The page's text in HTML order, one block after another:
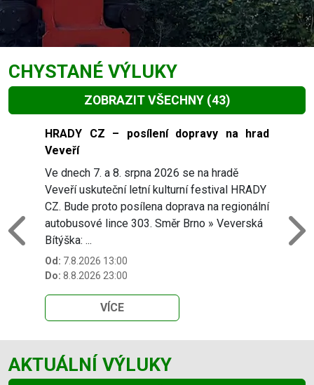
CHYSTANÉ VÝLUKY
ZOBRAZIT VŠECHNY (43)
Slide 1 of 43
HRADY CZ – posílení dopravy na hrad
Veveří
Ve dnech 7. a 8. srpna 2026 se na hradě
Veveří uskuteční letní kulturní festival HRADY
CZ. Bude proto posílena doprava na regionální
autobusové lince 303. Směr Brno » Veverská
Bítýška: ...
Od: 7.8.2026 13:00
Do: 8.8.2026 23:00
VÍCE
Previous
AKTUÁLNÍ VÝLUKY